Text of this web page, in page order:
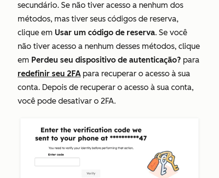
secundário. Se não tiver acesso a nenhum dos
métodos, mas tiver seus códigos de reserva,
clique em Usar um código de reserva. Se você
não tiver acesso a nenhum desses métodos, clique
em Perdeu seu dispositivo de autenticação? para
redefinir seu 2FA para recuperar o acesso à sua
conta. Depois de recuperar o acesso à sua conta,
você pode desativar o 2FA.